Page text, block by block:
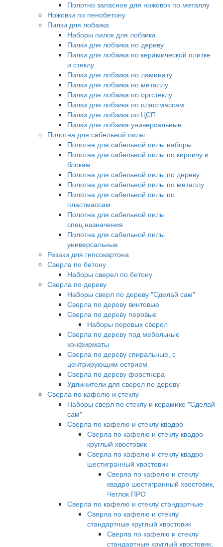
Полотно запасное для ножовок по металлу
Ножовки по пенобетону
Пилки для лобзика
Наборы пилок для лобзика
Пилки для лобзика по дереву
Пилки для лобзика по керамической плитке
и стеклу
Пилки для лобзика по ламинату
Пилки для лобзика по металлу
Пилки для лобзика по оргстеклу
Пилки для лобзика по пластмассам
Пилки для лобзика по ЦСП
Пилки для лобзика универсальные
Полотна для сабельной пилы
Полотна для сабельной пилы наборы
Полотна для сабельной пилы по кирпичу и
блокам
Полотна для сабельной пилы по дереву
Полотна для сабельной пилы по металлу
Полотна для сабельной пилы по
пластмассам
Полотна для сабельной пилы
спец.назначения
Полотна для сабельной пилы
универсальные
Резаки для гипсокартона
Сверла по бетону
Наборы сверел по бетону
Сверла по дереву
Наборы сверл по дереву "Сделай сам"
Сверла по дереву винтовые
Сверла по дереву перовые
Наборы перовых сверел
Сверла по дереву под мебельные
конфирматы
Сверла по дереву спиральные, с
центрирующим острием
Сверла по дереву форстнера
Удлинители для сверел по дереву
Сверла по кафелю и стеклу
Наборы сверл по стеклу и керамике "Сделай
сам"
Сверла по кафелю и стеклу квадро
Сверла по кафелю и стеклу квадро
круглый хвостовик
Сверла по кафелю и стеклу квадро
шестигранный хвостовик
Сверла по кафелю и стеклу
квадро шестигранный хвостовик,
Чеглок ПРО
Сверла по кафелю и стеклу стандартные
Сверла по кафелю и стеклу
стандартные круглый хвостовик
Сверла по кафелю и стеклу
стандартные круглый хвостовик,